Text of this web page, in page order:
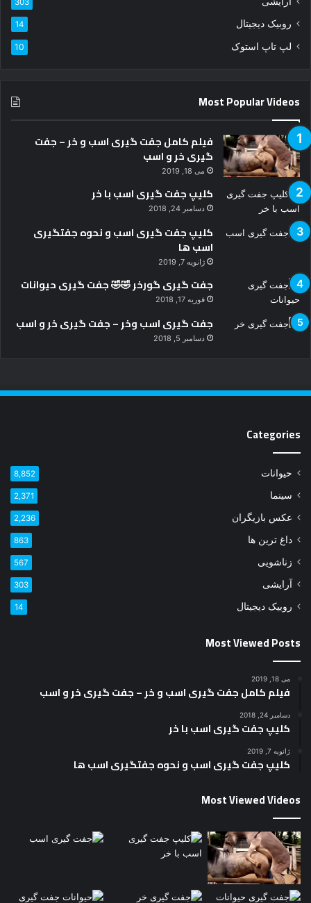
ن
د
روبیک دیجیتال 14
لپ تاپ استوک 10
Most Popular Videos
فیلم کامل جفت گیری اسب و خر – جفت
گیری خر و اسب
می 18, 2019
کلیپ جفت گیری اسب با خر
دسامبر 24, 2018
کلیپ جفت گیری اسب و نحوه جفتگیری
اسب ها
ژانویه 7, 2019
جفت گیری گورخر 🤣🤣 جفت گیری حیوانات
فوریه 17, 2018
جفت گیری اسب وخر – جفت گیری خر و اسب
دسامبر 5, 2018
Categories
حیوانات 8,852
سینما 2,371
عکس بازیگران 2,236
داغ ترین ها 863
زناشویی 567
آرایشی 303
روبیک دیجیتال 14
Most Viewed Posts
می 18, 2019
فیلم کامل جفت گیری اسب و خر – جفت گیری خر و اسب
دسامبر 24, 2018
کلیپ جفت گیری اسب با خر
ژانویه 7, 2019
کلیپ جفت گیری اسب و نحوه جفتگیری اسب ها
Most Viewed Videos